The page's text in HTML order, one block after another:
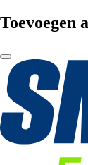
Toevoegen